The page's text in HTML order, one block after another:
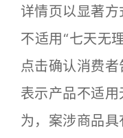
详情页以显著方
不适用“七天无
点击确认消费
表示产品不适
为，案涉商品